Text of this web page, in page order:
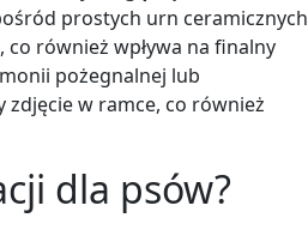
prostych urn ceramicznych
również wpływa na finalny
pożegnalnej lub
zdjęcie w ramce, co również
dla psów?